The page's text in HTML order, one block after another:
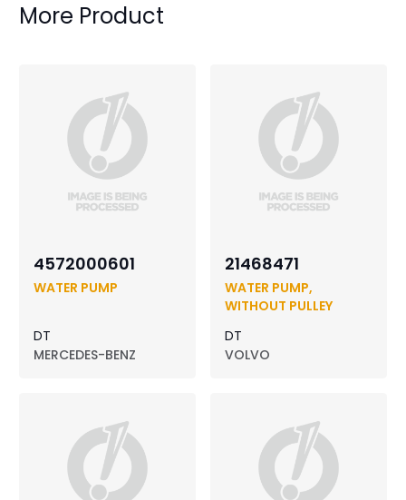
More Product
4572000601
WATER PUMP
DT
MERCEDES-BENZ
21468471
WATER PUMP,
WITHOUT PULLEY
DT
VOLVO